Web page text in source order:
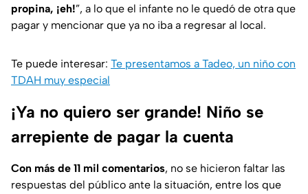
propina, ¡eh!”, a lo que el infante no le quedó de otra que
pagar y mencionar que ya no iba a regresar al local.
Te puede interesar: Te presentamos a Tadeo, un niño con
TDAH muy especial
¡Ya no quiero ser grande! Niño se
arrepiente de pagar la cuenta
Con más de 11 mil comentarios, no se hicieron faltar las
respuestas del público ante la situación, entre los que